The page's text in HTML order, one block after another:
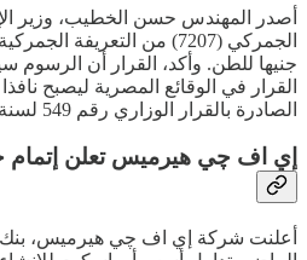
أصدر المهندس حسن الخطيب، وزير
الصادرة بالقرار الوزاري رقم 549 لسنة 1998 وتعديلاتها، وكذلك تقرير اللجنة الإستشارية المنعقدة بتاريخ 10 سبتمبر 2025 ومذكرة رئيس قطاع المعالجات التجارية في التاريخ ذاته.
إي اف چي هيرميس تعلن إتمام
أعلنت شركة إي اف چي هيرميس، بنك